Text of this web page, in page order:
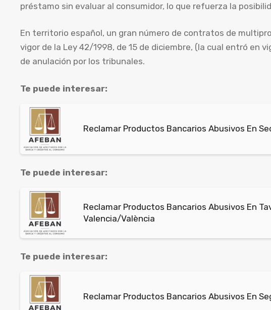
préstamo sin evaluar al consumidor, lo que refuerza la
En territorio español, un gran número de contratos de
vigor de la Ley 42/1998, de 15 de diciembre, (la cual entró en
de anulación por los tribunales.
Te puede interesar:
Reclamar Productos Bancarios Abusivos En
Te puede interesar:
Reclamar Productos Bancarios Abusivos En
Valencia/València
Te puede interesar:
Reclamar Productos Bancarios Abusivos En